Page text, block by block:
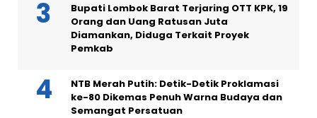
Bupati Lombok Barat Terjaring OTT KPK, 19
Orang dan Uang Ratusan Juta
Diamankan, Diduga Terkait Proyek
Pemkab
NTB Merah Putih: Detik-Detik Proklamasi
ke-80 Dikemas Penuh Warna Budaya dan
Semangat Persatuan